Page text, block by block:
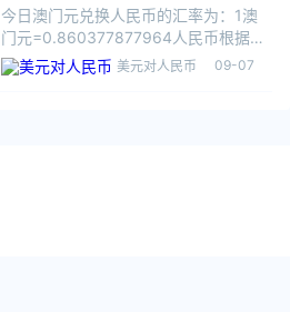
今日澳门元兑换人民币的汇率为：1澳
门元=0.860377877964人民币根据今
日汇率，1澳门元可兑换0.8604人民
币，数据仅供参考，交易时以银行柜台
美元对人民币 09-07